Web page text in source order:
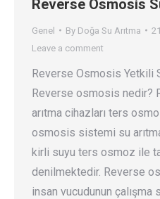
Reverse Osmosis
Genel By Doğa Su Arıtma
Leave a comment
Reverse Osmosis Yetkili
Reverse osmosis nedir?
arıtma cihazları ters
osmosis sistemi su
kirli suyu ters osmoz ile
denilmektedir. Reverse
insan vucudunun çalışma